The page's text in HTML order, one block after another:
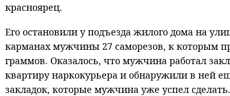
красноярец.
Его остановили у подъезда жилого дома на
карманах мужчины 27 саморезов, к которым
граммов. Оказалось, что мужчина работал
квартиру наркокурьера и обнаружили в ней
закладок, которые мужчина уже успел сделать.